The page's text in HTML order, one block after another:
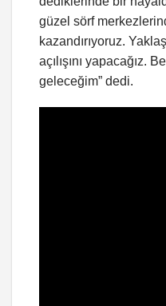
güzel sörf
kazandırıyoruz.
açılışını yapacağız.
geleceğim” dedi.